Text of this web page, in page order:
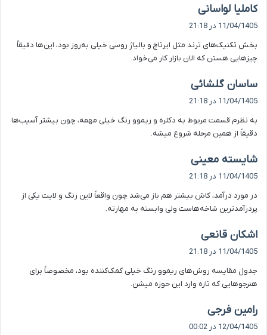
کاملیا لواسانی
ف
:
11/04/1405 در 21:18
بخش تکنیک‌های ترند مثل ایرتاچ و بالیاژ روسی خیلی به‌روز بود، این‌ها دقیقاً
چیزهایی هستن که الان بازار کار می‌خواد.
ساسان گلشائی
ف
:
11/04/1405 در 21:18
به نظرم قسمت مربوط به دکلره و ریموو رنگ خیلی مهمه، چون بیشتر آسیب‌ها
دقیقاً از همین مرحله شروع میشه.
شایسته معینی
ف
:
11/04/1405 در 21:18
در مورد درآمد، کاش بیشتر هم باز می‌شد چون واقعاً لاین رنگ و لایت یکی از
پردرآمدترین شاخه‌هاست ولی وابسته به مهارته.
اشکان قانعی
ف
:
11/04/1405 در 21:18
جدول مقایسه روش‌های ریموو رنگ خیلی کمک‌کننده بود، مخصوصاً برای
هنرجوهایی که تازه وارد این حوزه میشن.
رامین فرجی
ف
12/04/1405 در 00:02